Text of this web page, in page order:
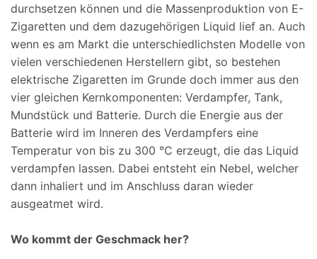
durchsetzen können und die Massenproduktion von E-
Zigaretten und dem dazugehörigen Liquid lief an. Auch
wenn es am Markt die unterschiedlichsten Modelle von
vielen verschiedenen Herstellern gibt, so bestehen
elektrische Zigaretten im Grunde doch immer aus den
vier gleichen Kernkomponenten: Verdampfer, Tank,
Mundstück und Batterie. Durch die Energie aus der
Batterie wird im Inneren des Verdampfers eine
Temperatur von bis zu 300 °C erzeugt, die das Liquid
verdampfen lassen. Dabei entsteht ein Nebel, welcher
dann inhaliert und im Anschluss daran wieder
ausgeatmet wird.
Wo kommt der Geschmack her?